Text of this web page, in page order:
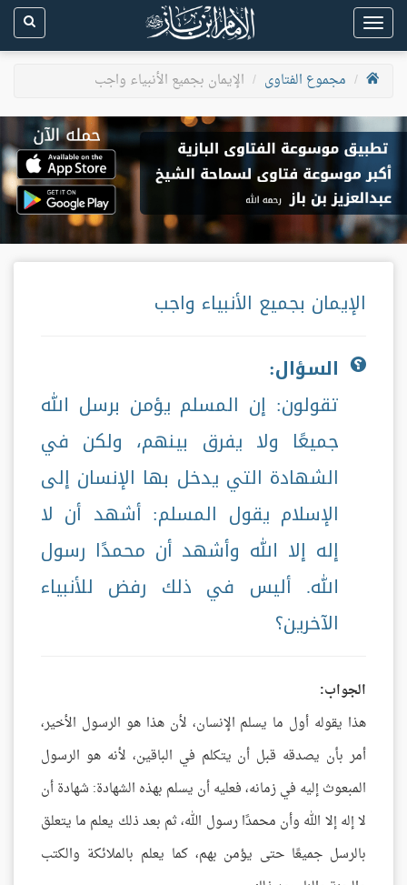
Toggle
navigation
مجموع الفتاوى
الإيمان بجميع الأنبياء واجب
الإيمان بجميع الأنبياء واجب
السؤال:
تقولون: إن المسلم يؤمن برسل الله
جميعًا ولا يفرق بينهم، ولكن في
الشهادة التي يدخل بها الإنسان إلى
الإسلام يقول المسلم: أشهد أن لا
إله إلا الله وأشهد أن محمدًا رسول
الله. أليس في ذلك رفض للأنبياء
الآخرين؟
الجواب:
هذا يقوله أول ما يسلم الإنسان، لأن هذا هو الرسول الأخير،
أمر بأن يصدقه قبل أن يتكلم في الباقين، لأنه هو الرسول
المبعوث إليه في زمانه، فعليه أن يسلم بهذه الشهادة: شهادة أن
لا إله إلا الله وأن محمدًا رسول الله، ثم بعد ذلك يعلم ما يتعلق
بالرسل جميعًا حتى يؤمن بهم، كما يعلم بالملائكة والكتب